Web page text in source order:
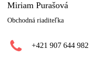
Miriam Purašová
Obchodná riaditeľka
+421 907 644 982